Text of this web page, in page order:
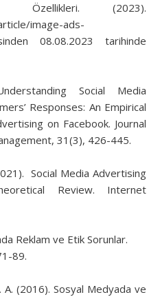
Özellikleri. (2023).
image-ads-
08.08.2023 tarihinde
Social Media
Responses: An Empirical
on Facebook. Journal
31(3), 426-445.
Social Media Advertising
Review. Internet
Reklam ve Etik Sorunlar.
89.
A. (2016). Sosyal Medyada ve